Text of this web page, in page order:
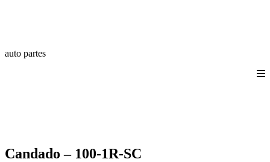
auto partes
Candado – 100-1R-SC